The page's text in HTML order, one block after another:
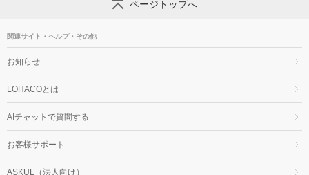
ページトップへ
関連サイト・ヘルプ・その他
お知らせ
LOHACOとは
AIチャットで質問する
お客様サポート
ASKUL（法人向け）